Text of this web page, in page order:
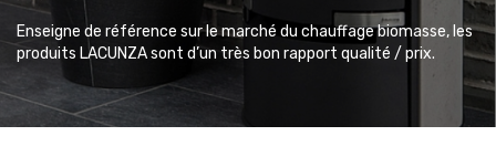
Enseigne de référence sur le marché du chauffage biomasse, les
produits LACUNZA sont d’un très bon rapport qualité / prix.